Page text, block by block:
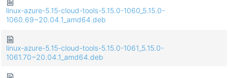
linux-azure-5.15-cloud-tools-5.15.0-1060_5.15.0-
1060.69~20.04.1_amd64.deb
linux-azure-5.15-cloud-tools-5.15.0-1061_5.15.0-
1061.70~20.04.1_amd64.deb